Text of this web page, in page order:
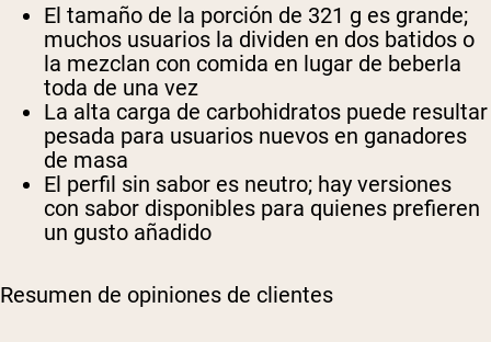
El tamaño de la porción de 321 g es grande;
muchos usuarios la dividen en dos batidos o
la mezclan con comida en lugar de beberla
toda de una vez
La alta carga de carbohidratos puede resultar
pesada para usuarios nuevos en ganadores
de masa
El perfil sin sabor es neutro; hay versiones
con sabor disponibles para quienes prefieren
un gusto añadido
Resumen de opiniones de clientes